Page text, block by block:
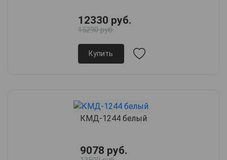
12330 руб.
15290 руб.
Купить
КМД-1244 белый
9078 руб.